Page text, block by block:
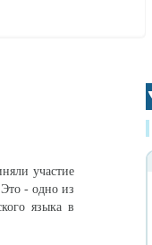
участие
- одно из
языка в